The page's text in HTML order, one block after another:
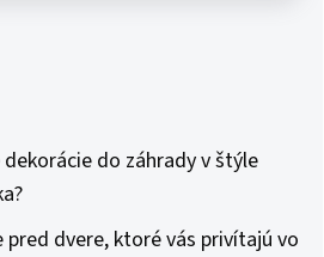
do záhrady v štýle
dvere, ktoré vás privítajú vo